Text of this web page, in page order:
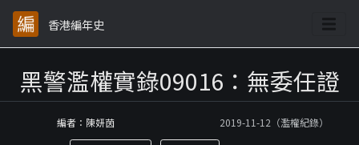
香港編年史
黑警濫權實錄09016：無委任證
編者：陳妍茵 2019-11-12（濫權紀錄）